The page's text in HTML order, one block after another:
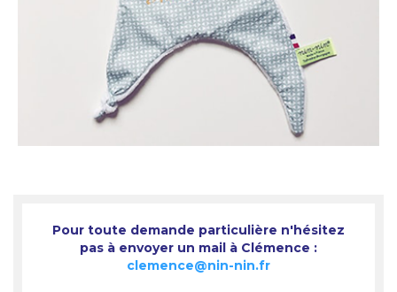
Pour toute demande particulière n'hésitez
pas à envoyer un mail à Clémence :
clemence@nin-nin.fr